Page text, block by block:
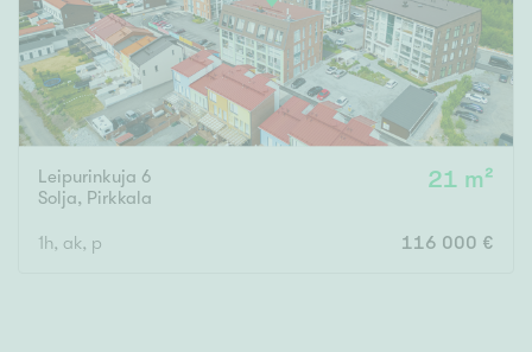
Leipurinkuja 6
Solja, Pirkkala
21 m²
1h, ak, p 116 000 €